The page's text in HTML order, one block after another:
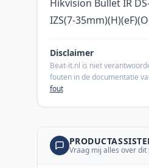
Hikvision Bullet IR
IZS(7-
Disclaimer
Beat-it.nl is niet
fouten in de documentatie
fout
Vraag mij alles over dit